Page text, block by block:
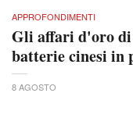
APPROFONDIMENTI
Gli affari d'oro di
batterie cinesi in
8 AGOSTO